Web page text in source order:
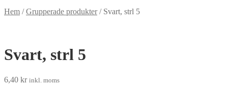
Hem /Grupperade produkter/ Svart, strl 5
Svart, strl 5
6,40 kr inkl. moms